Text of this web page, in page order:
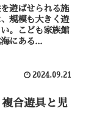
遊ばせられる施
規模も大きく遊
。こども家族館
にある...
2024.09.21
合遊具と児